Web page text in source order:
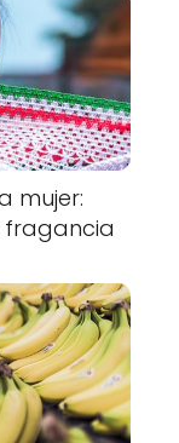
mujer:
fragancia